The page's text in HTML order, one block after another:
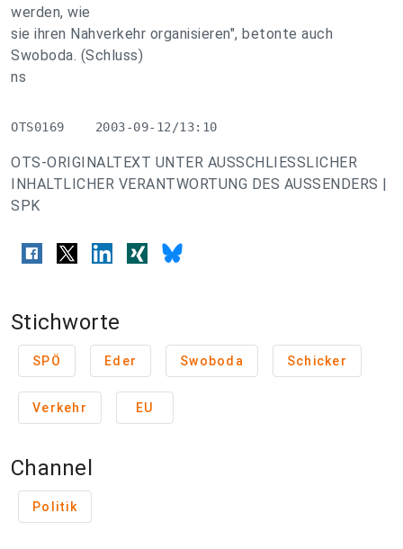
werden, wie
sie ihren Nahverkehr organisieren", betonte auch
Swoboda. (Schluss)
ns
OTS0169    2003-09-12/13:10
OTS-ORIGINALTEXT UNTER AUSSCHLIESSLICHER
INHALTLICHER VERANTWORTUNG DES AUSSENDERS |
SPK
Stichworte
SPÖ Eder Swoboda Schicker
Verkehr EU
Channel
Politik